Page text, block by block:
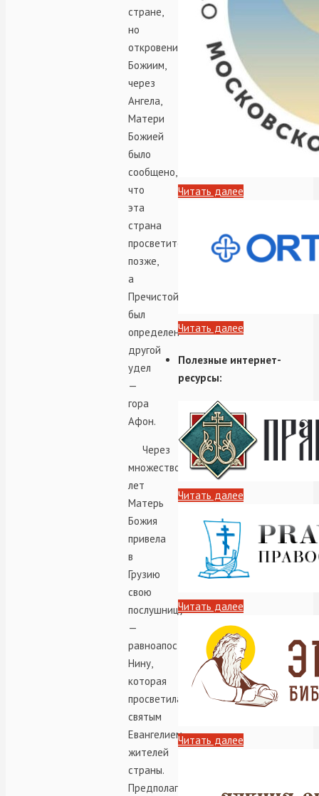
стране,
но
откровением
Божиим,
через
Ангела,
Матери
Божией
было
сообщено,
что
эта
страна
просветится
позже,
а
Пречистой
был
определен
другой
удел
—
гора
Афон.
Через
множество
лет
Матерь
Божия
привела
в
Грузию
свою
послушницу
—
равноапостольную
Нину,
которая
просветила
святым
Евангелием
жителей
страны.
Предполагают,
Читать далее
Читать далее
Полезные интернет-
ресурсы:
Читать далее
Читать далее
Читать далее